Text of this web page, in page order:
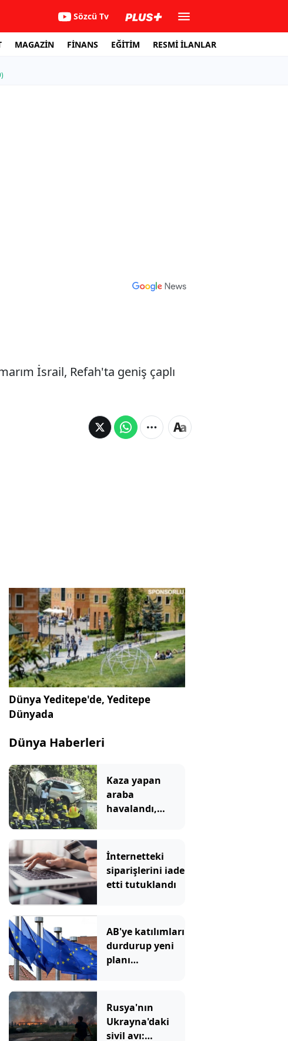
Sözcü Tv
MAGAZİN FİNANS EĞİTİM RESMİ İLANLAR
İsrail, Refah'ta geniş çaplı
Dünya Yeditepe'de, Yeditepe
Dünyada
Dünya Haberleri
Kaza yapan
araba
havalandı,
İnternetteki
siparişlerini iade
etti tutuklandı
AB'ye katılımları
durdurup yeni
planı
Rusya'nın
Ukrayna'daki
sivil avı: